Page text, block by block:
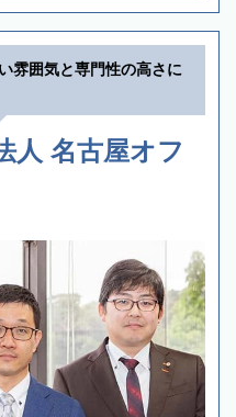
雰囲気と専門性の高さに
人 名古屋オフ